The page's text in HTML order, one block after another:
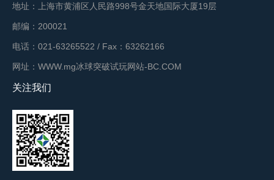
地址：上海市黄浦区人民路998号金天地国际大厦19层
邮编：200021
电话：021-63265522 / Fax：63262166
网址：WWW.mg冰球突破试玩网站-BC.COM
关注我们